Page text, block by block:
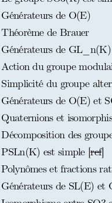
Générateurs de O(E)
Théorème de Brauer
Générateurs de
Action du groupe
Simplicité du groupe
Générateurs de O(E) et
Quaternions et
Décomposition des
PSLn(K) est simple [ref]
Polynômes et fractions
Générateurs de SL(E) et